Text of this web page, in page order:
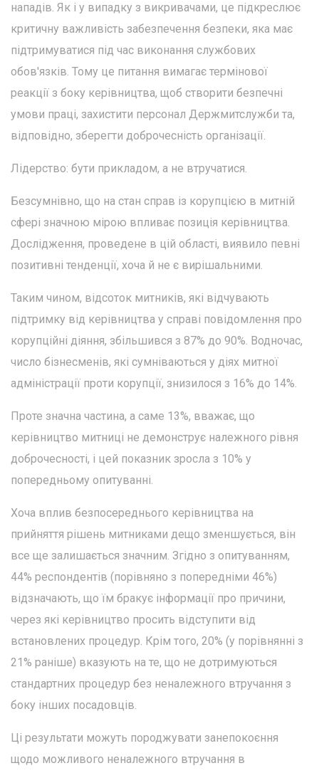
нападів. Як і у випадку з викривачами, це підкреслює
критичну важливість забезпечення безпеки, яка має
підтримуватися під час виконання службових
обов'язків. Тому це питання вимагає термінової
реакції з боку керівництва, щоб створити безпечні
умови праці, захистити персонал Держмитслужби та,
відповідно, зберегти доброчесність організації.
Лідерство: бути прикладом, а не втручатися.
Безсумнівно, що на стан справ із корупцією в митній
сфері значною мірою впливає позиція керівництва.
Дослідження, проведене в цій області, виявило певні
позитивні тенденції, хоча й не є вирішальними.
Таким чином, відсоток митників, які відчувають
підтримку від керівництва у справі повідомлення про
корупційні діяння, збільшився з 87% до 90%. Водночас,
число бізнесменів, які сумніваються у діях митної
адміністрації проти корупції, знизилося з 16% до 14%.
Проте значна частина, а саме 13%, вважає, що
керівництво митниці не демонструє належного рівня
доброчесності, і цей показник зросла з 10% у
попередньому опитуванні.
Хоча вплив безпосереднього керівництва на
прийняття рішень митниками дещо зменшується, він
все ще залишається значним. Згідно з опитуванням,
44% респондентів (порівняно з попередніми 46%)
відзначають, що їм бракує інформації про причини,
через які керівництво просить відступити від
встановлених процедур. Крім того, 20% (у порівнянні з
21% раніше) вказують на те, що не дотримуються
стандартних процедур без неналежного втручання з
боку інших посадовців.
Ці результати можуть породжувати занепокоєння
щодо можливого неналежного втручання в